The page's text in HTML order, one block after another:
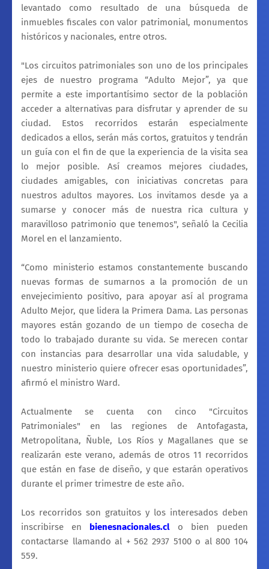
levantado como resultado de una búsqueda de
inmuebles fiscales con valor patrimonial, monumentos
históricos y nacionales, entre otros.
"Los circuitos patrimoniales son uno de los principales
ejes de nuestro programa “Adulto Mejor”, ya que
permite a este importantísimo sector de la población
acceder a alternativas para disfrutar y aprender de su
ciudad. Estos recorridos estarán especialmente
dedicados a ellos, serán más cortos, gratuitos y tendrán
un guía con el fin de que la experiencia de la visita sea
lo mejor posible. Así creamos mejores ciudades,
ciudades amigables, con iniciativas concretas para
nuestros adultos mayores. Los invitamos desde ya a
sumarse y conocer más de nuestra rica cultura y
maravilloso patrimonio que tenemos", señaló la Cecilia
Morel en el lanzamiento.
“Como ministerio estamos constantemente buscando
nuevas formas de sumarnos a la promoción de un
envejecimiento positivo, para apoyar así al programa
Adulto Mejor, que lidera la Primera Dama. Las personas
mayores están gozando de un tiempo de cosecha de
todo lo trabajado durante su vida. Se merecen contar
con instancias para desarrollar una vida saludable, y
nuestro ministerio quiere ofrecer esas oportunidades”,
afirmó el ministro Ward.
Actualmente se cuenta con cinco "Circuitos
Patrimoniales" en las regiones de Antofagasta,
Metropolitana, Ñuble, Los Ríos y Magallanes que se
realizarán este verano, además de otros 11 recorridos
que están en fase de diseño, y que estarán operativos
durante el primer trimestre de este año.
Los recorridos son gratuitos y los interesados deben
inscribirse en bienesnacionales.clo bien pueden
contactarse llamando al + 562 2937 5100 o al 800 104
559.